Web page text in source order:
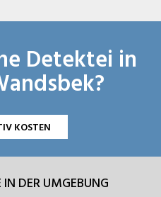
Detektei in
KOSTEN
DER UMGEBUNG